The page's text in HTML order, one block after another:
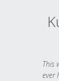
This
ever